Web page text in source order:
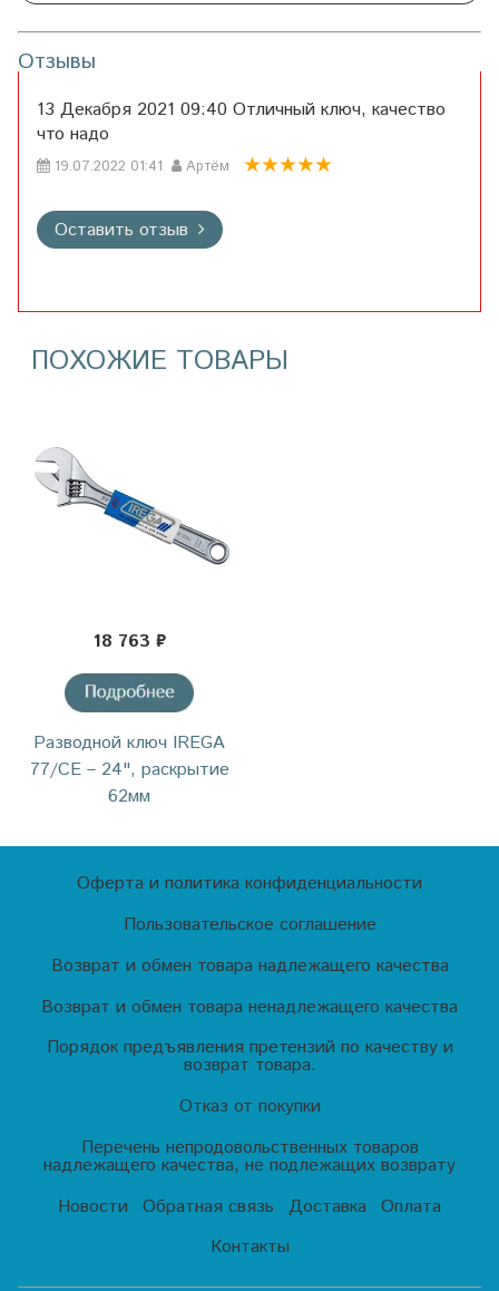
Отзывы
13 Декабря 2021 09:40 Отличный ключ, качество
что надо
19.07.2022 01:41 Артём
Оставить отзыв
ПОХОЖИЕ ТОВАРЫ
18 763 ₽
Разводной ключ IREGA
77/CE – 24", раскрытие
62мм
Оферта и политика конфиденциальности
Пользовательское соглашение
Возврат и обмен товара надлежащего качества
Возврат и обмен товара ненадлежащего качества
Порядок предъявления претензий по качеству и
возврат товара.
Отказ от покупки
Перечень непродовольственных товаров
надлежащего качества, не подлежащих возврату
Новости
Обратная связь Доставка
Оплата
Контакты